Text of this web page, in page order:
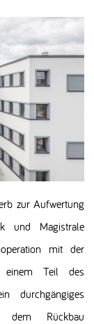
zur Aufwertung
und Magistrale
mit der
einem Teil des
durchgängiges
dem Rückbau